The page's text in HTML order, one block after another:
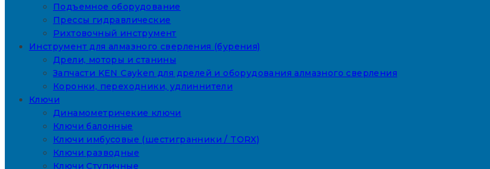
Подъемное оборудование
Прессы гидравлические
Рихтовочный инструмент
Инструмент для алмазного сверления (бурения)
Дрели, моторы и станины
Запчасти KEN Cayken для дрелей и оборудования алмазного сверления
Коронки, переходники, удлиннители
Ключи
Динамометричекие ключи
Ключи балонные
Ключи имбусовые (шестигранники / TORX)
Ключи разводные
Ключи Ступичные